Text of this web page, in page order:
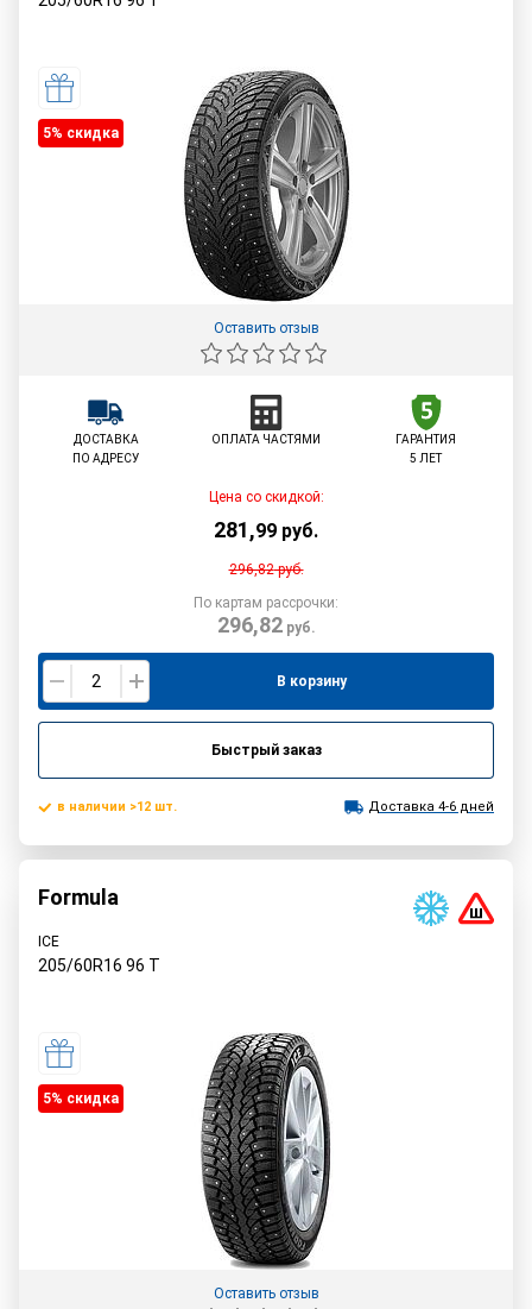
5% cкидка
Оставить отзыв
ДОСТАВКА
ПО АДРЕСУ
ОПЛАТА ЧАСТЯМИ
ГАРАНТИЯ
5 ЛЕТ
Цена со скидкой:
281,99 руб.
296,82руб.
По картам рассрочки:
296,82руб.
В корзину
Быстрый заказ
в наличии >12 шт. Доставка 4-6 дней
Formula
ICE
205/60R16 96 T
5% cкидка
Оставить отзыв